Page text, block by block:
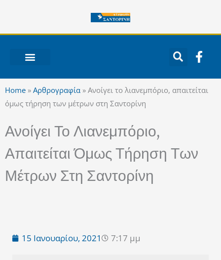
περιεχόμενο
F
a
e
b
Home » Αρθρογραφία » Ανοίγει το λιανεμπόριο, απαιτείται
όμως τήρηση των μέτρων στη Σαντορίνη
Ανοίγει Το Λιανεμπόριο,
Απαιτείται Όμως Τήρηση Των
Μέτρων Στη Σαντορίνη
15 Ιανουαρίου, 2021 7:17 μμ